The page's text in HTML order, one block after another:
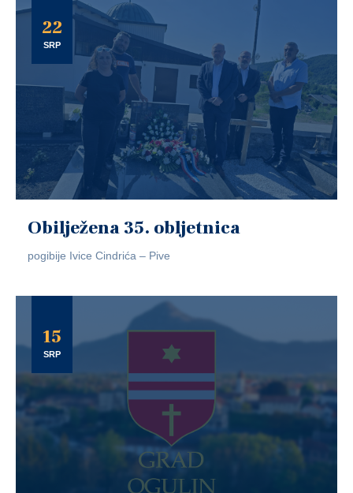
22
SRP
Obilježena 35. obljetnica
pogibije Ivice Cindrića – Pive
15
SRP